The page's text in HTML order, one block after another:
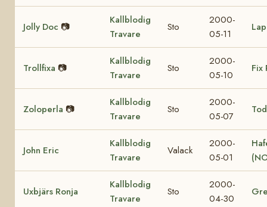
Jolly Doc 📷
Kallblodig
Travare
Sto
2000-
05-11
Trollfixa 📷
Kallblodig
Travare
Sto
2000-
05-10
Fix
Zoloperla 📷
Kallblodig
Travare
Sto
2000-
05-07
John Eric
Kallblodig
Travare
Valack
2000-
05-01
Uxbjärs Ronja
Kallblodig
Travare
Sto
2000-
04-30